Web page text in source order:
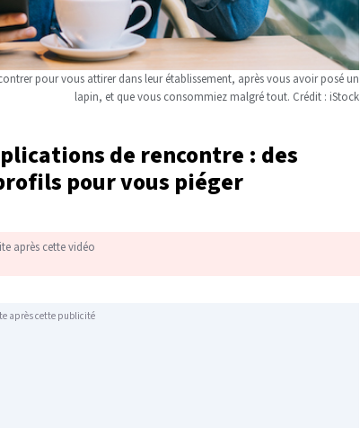
pour vous attirer dans leur établissement, après vous avoir posé un
lapin, et que vous consommiez malgré tout. Crédit : iStock
de rencontre : des
pour vous piéger
après cette vidéo
après cette publicité